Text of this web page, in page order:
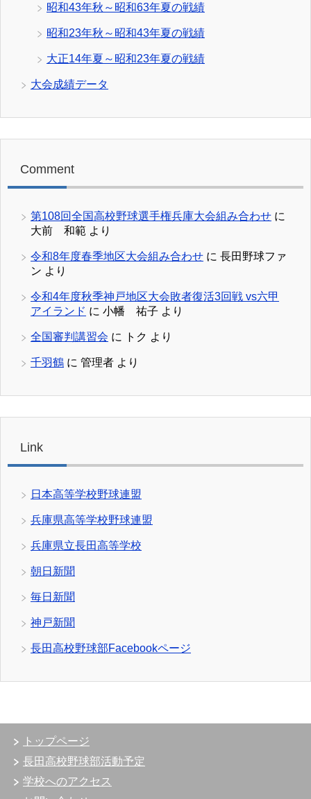
昭和43年秋～昭和63年夏の戦績
昭和23年秋～昭和43年夏の戦績
大正14年夏～昭和23年夏の戦績
大会成績データ
Comment
第108回全国高校野球選手権兵庫大会組み合わせ に
大前 和範 より
令和8年度春季地区大会組み合わせ に 長田野球ファ
ン より
令和4年度秋季神戸地区大会敗者復活3回戦 vs六甲
アイランド に 小幡 祐子 より
全国審判講習会 に トク より
千羽鶴 に 管理者 より
Link
日本高等学校野球連盟
兵庫県高等学校野球連盟
兵庫県立長田高等学校
朝日新聞
毎日新聞
神戸新聞
長田高校野球部Facebookページ
トップページ
長田高校野球部活動予定
学校へのアクセス